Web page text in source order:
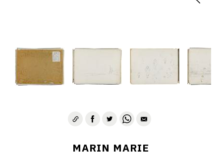
MARIN MARIE